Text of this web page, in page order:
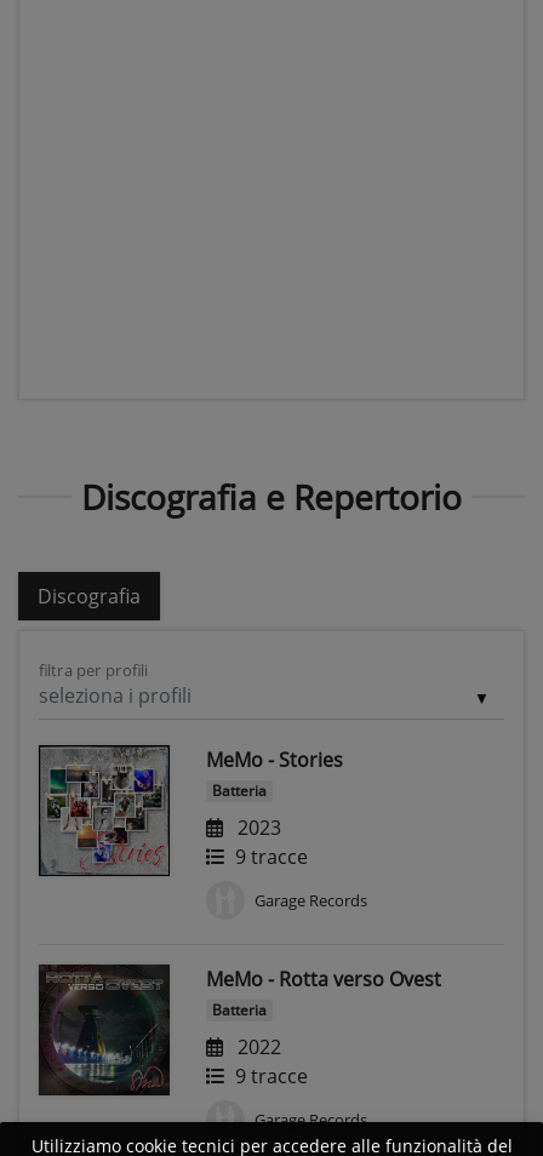
Discografia e Repertorio
Discografia
filtra per profili
seleziona i profili
MeMo - Stories
Batteria
2023
9 tracce
Garage Records
MeMo - Rotta verso Ovest
Batteria
2022
9 tracce
Garage Records
Utilizziamo cookie tecnici per accedere alle funzionalità del